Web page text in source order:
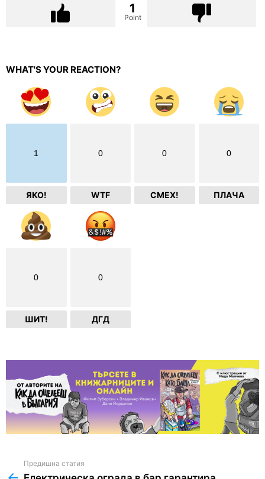
1
Point
WHAT'S YOUR REACTION?
1
ЯКО!
0
WTF
0
СМЕХ!
0
ПЛАЧА
0
ШИТ!
0
ДГД
more
Предишна статия